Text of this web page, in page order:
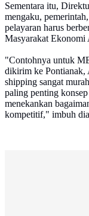
Sementara itu,
mengaku,
pelayaran harus
Masyarakat
"Contohnya untuk
dikirim ke Pontianak,
shipping sangat
paling penting
menekankan
kompetitif," imbuh